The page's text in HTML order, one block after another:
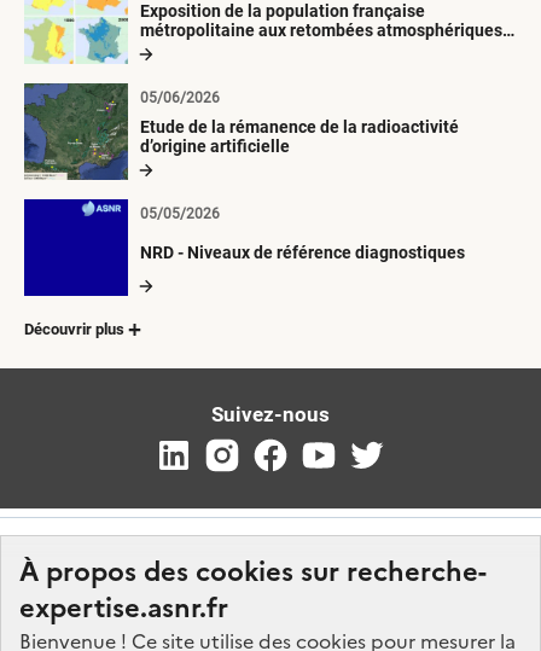
À propos des cookies sur recherche-
expertise.asnr.fr
Bienvenue ! Ce site utilise des cookies pour mesurer la
Exposition de la population française
métropolitaine aux retombées atmosphériques
radioactives depuis 1945
Etude de la rémanence de la radioactivité
d’origine artificielle
05/06/2026
NRD - Niveaux de référence diagnostiques
05/05/2026
Découvrir plus
Suivez-nous